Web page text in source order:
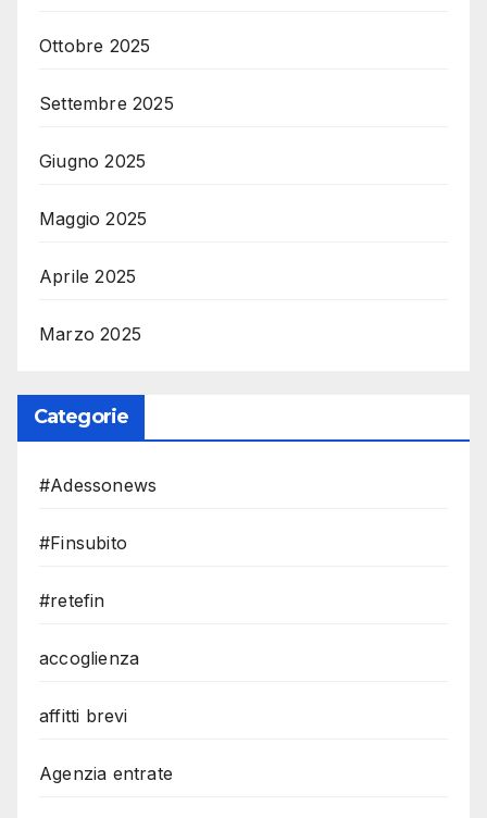
Ottobre 2025
Settembre 2025
Giugno 2025
Maggio 2025
Aprile 2025
Marzo 2025
Categorie
#Adessonews
#Finsubito
#retefin
accoglienza
affitti brevi
Agenzia entrate